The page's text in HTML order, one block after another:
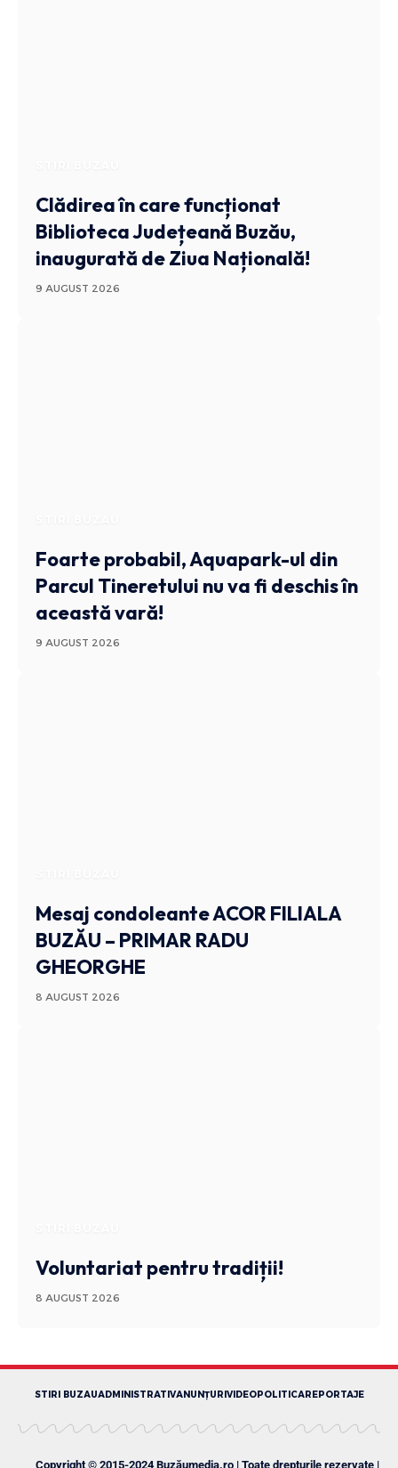
Clădirea în care funcționat
Biblioteca Județeană Buzău,
inaugurată de Ziua Națională!
9 AUGUST 2026
Foarte probabil, Aquapark-ul din
Parcul Tineretului nu va fi deschis în
această vară!
9 AUGUST 2026
Mesaj condoleante ACOR FILIALA
BUZĂU – PRIMAR RADU
GHEORGHE
8 AUGUST 2026
Voluntariat pentru tradiții!
8 AUGUST 2026
STIRI BUZAUADMINISTRATIVANUNȚURIVIDEOPOLITICAREPORTAJE
Copyright © 2015-2024 Buzăumedia.ro | Toate drepturile rezervate |